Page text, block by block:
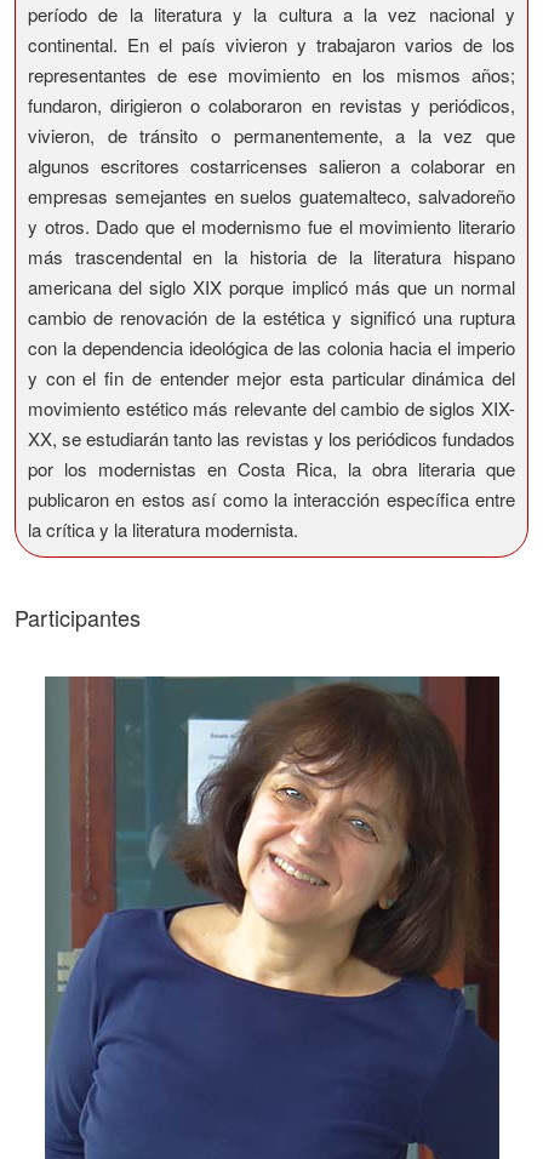
período de la literatura y la cultura a la vez nacional y
continental. En el país vivieron y trabajaron varios de los
representantes de ese movimiento en los mismos años;
fundaron, dirigieron o colaboraron en revistas y periódicos,
vivieron, de tránsito o permanentemente, a la vez que
algunos escritores costarricenses salieron a colaborar en
empresas semejantes en suelos guatemalteco, salvadoreño
y otros. Dado que el modernismo fue el movimiento literario
más trascendental en la historia de la literatura hispano
americana del siglo XIX porque implicó más que un normal
cambio de renovación de la estética y significó una ruptura
con la dependencia ideológica de las colonia hacia el imperio
y con el fin de entender mejor esta particular dinámica del
movimiento estético más relevante del cambio de siglos XIX-
XX, se estudiarán tanto las revistas y los periódicos fundados
por los modernistas en Costa Rica, la obra literaria que
publicaron en estos así como la interacción específica entre
la crítica y la literatura modernista.
Participantes